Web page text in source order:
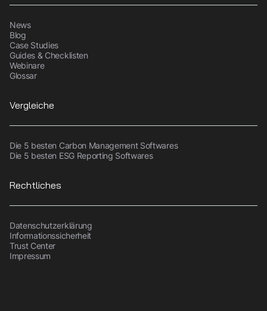
News
Blog
Case Studies
Guides & Checklisten
Webinare
Glossar
Vergleiche
Die 5 besten Carbon Management Softwares
Die 5 besten ESG Reporting Softwares
Rechtliches
Datenschutzerklärung
Informationssicherheit
Trust Center
Impressum